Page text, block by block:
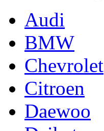
Audi
BMW
Chevrolet
Citroen
Daewoo